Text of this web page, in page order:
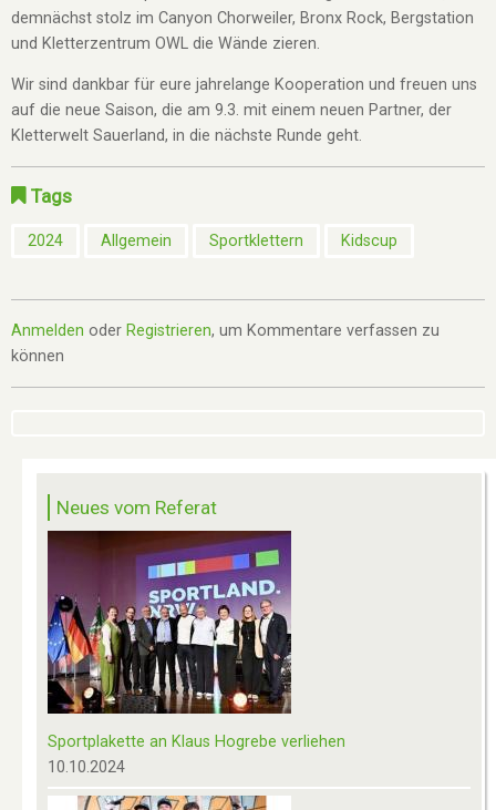
demnächst stolz im Canyon Chorweiler, Bronx Rock, Bergstation
und Kletterzentrum OWL die Wände zieren.
Wir sind dankbar für eure jahrelange Kooperation und freuen uns
auf die neue Saison, die am 9.3. mit einem neuen Partner, der
Kletterwelt Sauerland, in die nächste Runde geht.
Tags
2024 Allgemein Sportklettern Kidscup
Anmelden oder Registrieren, um Kommentare verfassen zu
können
Neues vom Referat
Sportplakette an Klaus Hogrebe verliehen
10.10.2024